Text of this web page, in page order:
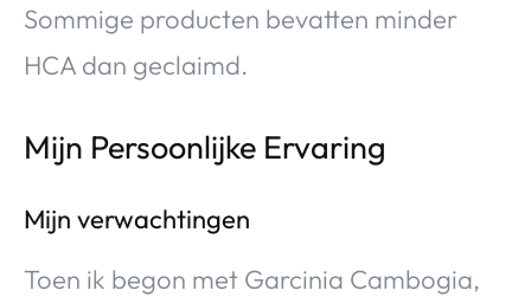
Sommige producten bevatten minder
HCA dan geclaimd.
Mijn Persoonlijke Ervaring
Mijn verwachtingen
Toen ik begon met Garcinia Cambogia,